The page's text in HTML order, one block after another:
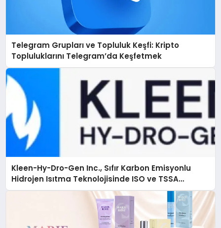
Telegram Grupları ve Topluluk Keşfi: Kripto
Topluluklarını Telegram’da Keşfetmek
Kleen-Hy-Dro-Gen Inc., Sıfır Karbon Emisyonlu
Hidrojen Isıtma Teknolojisinde ISO ve TSSA
Düzenleyici Onaylarını Aldı